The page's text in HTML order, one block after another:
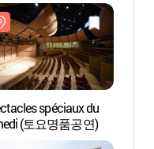
spéciaux du
(토요명품공연)